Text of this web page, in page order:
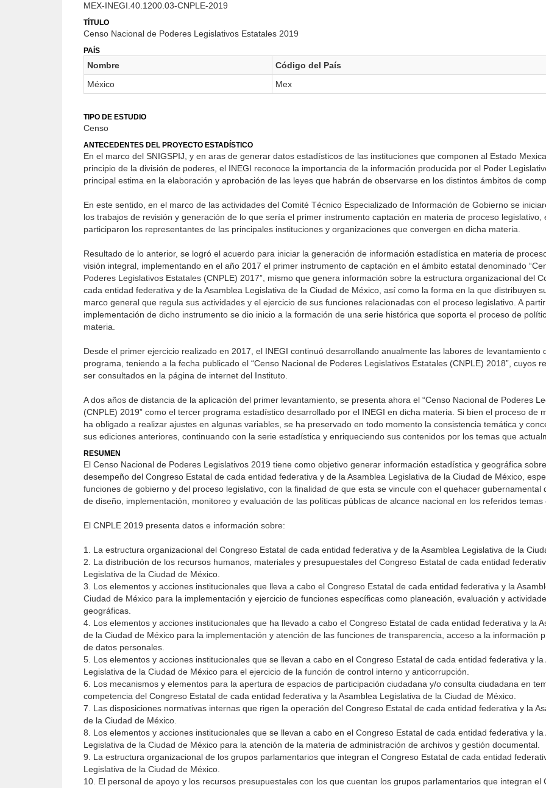
MEX-INEGI.40.1200.03-CNPLE-2019
TÍTULO
Censo Nacional de Poderes Legislativos Estatales 2019
PAÍS
Nombre
Código del País
México
Mex
TIPO DE ESTUDIO
Censo
ANTECEDENTES DEL PROYECTO ESTADÍSTICO
En el marco del SNIGSPIJ, y en aras de generar datos estadísticos de las instituciones que componen al Estado
principio de la división de poderes, el INEGI reconoce la importancia de la información producida por el Poder
principal estima en la elaboración y aprobación de las leyes que habrán de observarse en los distintos ámbitos de
En este sentido, en el marco de las actividades del Comité Técnico Especializado de Información de Gobierno se
los trabajos de revisión y generación de lo que sería el primer instrumento captación en materia de proceso legislativo,
participaron los representantes de las principales instituciones y organizaciones que convergen en dicha materia.
Resultado de lo anterior, se logró el acuerdo para iniciar la generación de información estadística en materia de
visión integral, implementando en el año 2017 el primer instrumento de captación en el ámbito estatal denominado
Poderes Legislativos Estatales (CNPLE) 2017”, mismo que genera información sobre la estructura organizacional del
cada entidad federativa y de la Asamblea Legislativa de la Ciudad de México, así como la forma en la que distribuyen
marco general que regula sus actividades y el ejercicio de sus funciones relacionadas con el proceso legislativo. A
implementación de dicho instrumento se dio inicio a la formación de una serie histórica que soporta el proceso de
materia.
Desde el primer ejercicio realizado en 2017, el INEGI continuó desarrollando anualmente las labores de levantamiento
programa, teniendo a la fecha publicado el “Censo Nacional de Poderes Legislativos Estatales (CNPLE) 2018”, cuyos
ser consultados en la página de internet del Instituto.
A dos años de distancia de la aplicación del primer levantamiento, se presenta ahora el “Censo Nacional de Poderes
(CNPLE) 2019” como el tercer programa estadístico desarrollado por el INEGI en dicha materia. Si bien el proceso de
ha obligado a realizar ajustes en algunas variables, se ha preservado en todo momento la consistencia temática y
sus ediciones anteriores, continuando con la serie estadística y enriqueciendo sus contenidos por los temas que
RESUMEN
El Censo Nacional de Poderes Legislativos 2019 tiene como objetivo generar información estadística y geográfica
desempeño del Congreso Estatal de cada entidad federativa y de la Asamblea Legislativa de la Ciudad de México,
funciones de gobierno y del proceso legislativo, con la finalidad de que esta se vincule con el quehacer gubernamental
de diseño, implementación, monitoreo y evaluación de las políticas públicas de alcance nacional en los referidos temas
El CNPLE 2019 presenta datos e información sobre:
1. La estructura organizacional del Congreso Estatal de cada entidad federativa y de la Asamblea Legislativa de la
2. La distribución de los recursos humanos, materiales y presupuestales del Congreso Estatal de cada entidad
Legislativa de la Ciudad de México.
3. Los elementos y acciones institucionales que lleva a cabo el Congreso Estatal de cada entidad federativa y la
Ciudad de México para la implementación y ejercicio de funciones específicas como planeación, evaluación y
geográficas.
4. Los elementos y acciones institucionales que ha llevado a cabo el Congreso Estatal de cada entidad federativa y la
de la Ciudad de México para la implementación y atención de las funciones de transparencia, acceso a la información
de datos personales.
5. Los elementos y acciones institucionales que se llevan a cabo en el Congreso Estatal de cada entidad federativa y la
Legislativa de la Ciudad de México para el ejercicio de la función de control interno y anticorrupción.
6. Los mecanismos y elementos para la apertura de espacios de participación ciudadana y/o consulta ciudadana en
competencia del Congreso Estatal de cada entidad federativa y la Asamblea Legislativa de la Ciudad de México.
7. Las disposiciones normativas internas que rigen la operación del Congreso Estatal de cada entidad federativa y la
de la Ciudad de México.
8. Los elementos y acciones institucionales que se llevan a cabo en el Congreso Estatal de cada entidad federativa y la
Legislativa de la Ciudad de México para la atención de la materia de administración de archivos y gestión documental.
9. La estructura organizacional de los grupos parlamentarios que integran el Congreso Estatal de cada entidad
Legislativa de la Ciudad de México.
10. El personal de apoyo y los recursos presupuestales con los que cuentan los grupos parlamentarios que integran el